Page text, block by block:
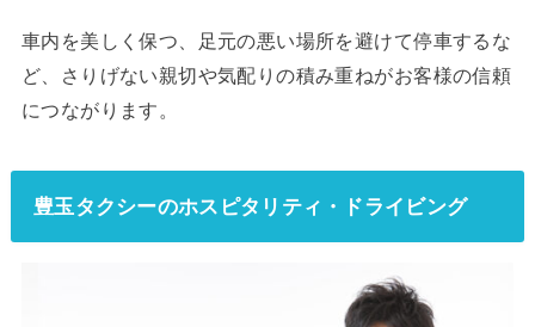
車内を美しく保つ、足元の悪い場所を避けて停車するな
ど、さりげない親切や気配りの積み重ねがお客様の信頼
につながります。
豊玉タクシーのホスピタリティ・ドライビング